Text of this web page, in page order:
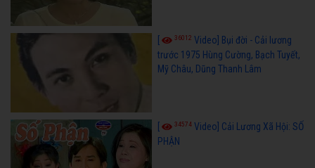
36012 Video] Bụi đời - Cải lương
trước 1975 Hùng Cường, Bạch Tuyết,
Mỹ Châu, Dũng Thanh Lâm
34574 Video] Cải Lương Xã Hội: SỐ
PHẬN